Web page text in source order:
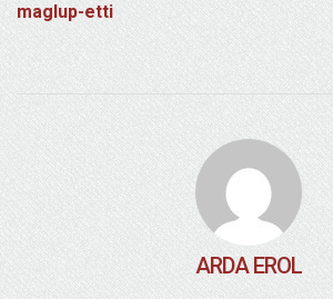
maglup-etti
ARDA EROL